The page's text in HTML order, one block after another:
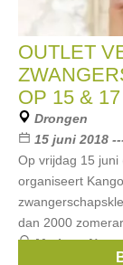
OUTLET
OP 15 &
Drongen
15 juni 2018
Op vrijdag 15
organiseert
dan 2000
Merken: